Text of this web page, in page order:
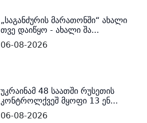
„საგანძურის მარათონში“ ახალი
თვე დაიწყო - ახალი შა...
06-08-2026
უკრაინამ 48 საათში რუსეთის
კონტროლქვეშ მყოფი 13 ენ...
06-08-2026